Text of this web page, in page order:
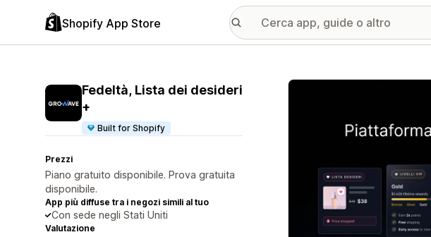
Shopify App Store
Fedeltà, Lista dei desideri
+
Built for Shopify
Prezzi
Piano gratuito disponibile. Prova gratuita
disponibile.
App più diffuse tra i negozi simili al tuo
Con sede negli Stati Uniti
Valutazione
Galleria immagini in evidenza